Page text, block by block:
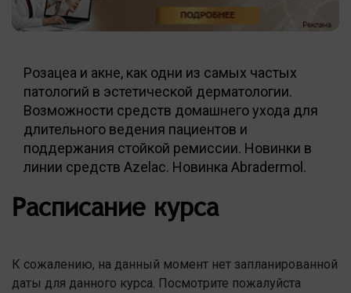
Розацеа и акне, как одни из самых частых
патологий в эстетической дерматологии.
Возможности средств домашнего ухода для
длительного ведения пациентов и
поддержания стойкой ремиссии. Новинки в
линии средств Azelac. Новинка Abradermol.
Расписание курса
К сожалению, на данный момент нет запланированной
даты для данного курса. Посмотрите пожалуйста